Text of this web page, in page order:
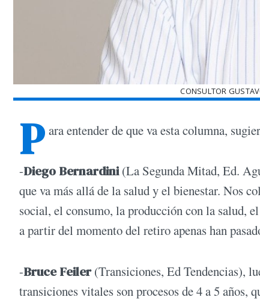
CONSULTOR
P ara entender de que va esta columna,
-Diego Bernardini(La Segunda Mitad, Ed.
que va más allá de la salud y el bienestar. Nos
social, el consumo, la producción con la salud,
a partir del momento del retiro apenas han
-Bruce Feiler(Transiciones, Ed Tendencias),
transiciones vitales son procesos de 4 a 5 años,